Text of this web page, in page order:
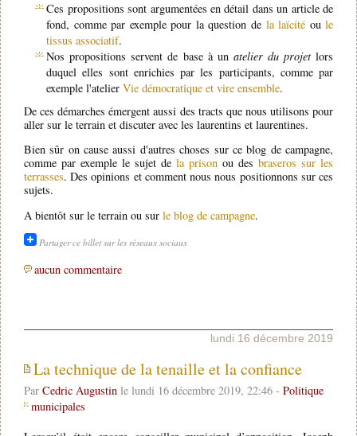
Ces propositions sont argumentées en détail dans un article de
fond, comme par exemple pour la question de la laïcité oule
tissus associatif.
Nos propositions servent de base à un atelier du projet lors
duquel elles sont enrichies par les participants, comme par
exemple l'atelierVie démocratique et vire ensemble.
De ces démarches émergent aussi des tracts que nous utilisons pour
aller sur le terrain et discuter avec les laurentins et laurentines.
Bien sûr on cause aussi d'autres choses sur ce blog de campagne,
comme par exemple le sujet de la prison ou desbraseros sur les
terrasses. Des opinions et comment nous nous positionnons sur ces
sujets.
A bientôt sur le terrain ou sur le blog de campagne.
Partager ce billet sur les réseaux sociaux
aucun commentaire
lundi 16 décembre 2019
La technique de la tenaille et la confiance
Par Cedric Augustinle lundi 16 décembre 2019, 22:46 - Politique
municipales